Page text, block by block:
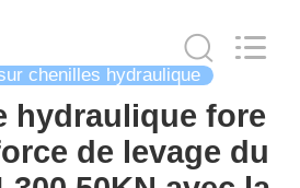
chenilles hydraulique
hydraulique fore
de levage du